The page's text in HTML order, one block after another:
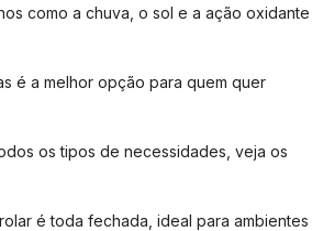
como a chuva, o sol e a ação oxidante
é a melhor opção para quem quer
os tipos de necessidades, veja os
é toda fechada, ideal para ambientes